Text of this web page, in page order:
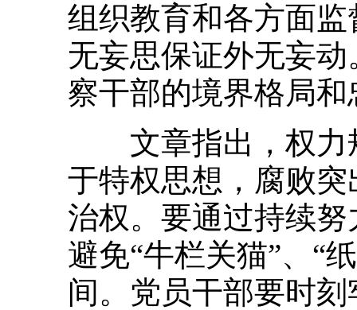
组织教育和各方面
无妄思保证外无妄
察干部的境界格局
文章指出，权力
于特权思想，腐败
治权。要通过持续
避免“牛栏关猫”、“
间。党员干部要时